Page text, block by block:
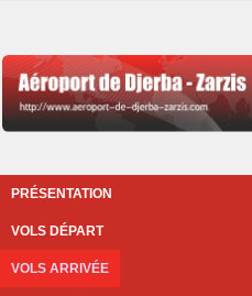
PRÉSENTATION
VOLS DÉPART
VOLS ARRIVÉE